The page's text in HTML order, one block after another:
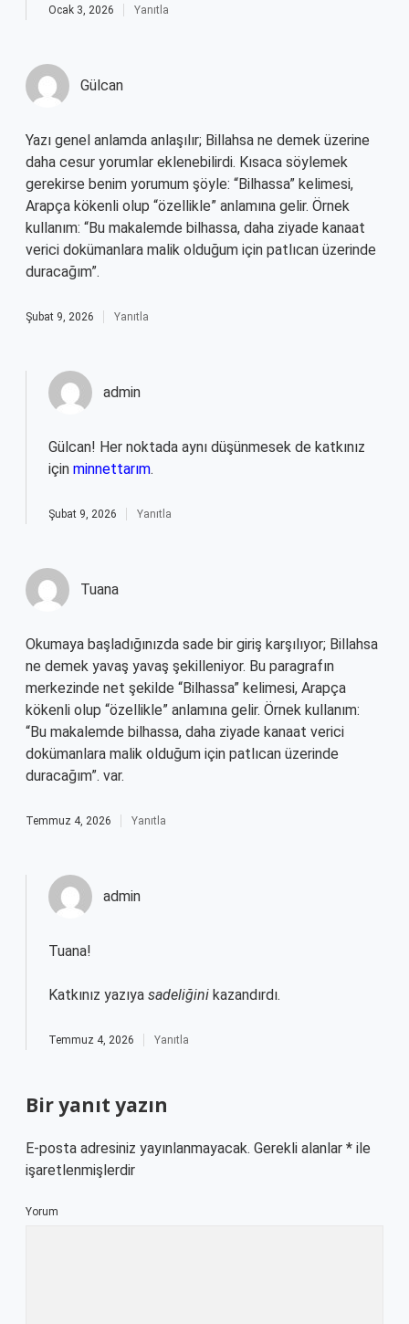
Ocak 3, 2026 Yanıtla
Gülcan
Yazı genel anlamda anlaşılır; Billahsa ne demek üzerine
daha cesur yorumlar eklenebilirdi. Kısaca söylemek
gerekirse benim yorumum şöyle: “Bilhassa” kelimesi,
Arapça kökenli olup “özellikle” anlamına gelir. Örnek
kullanım: “Bu makalemde bilhassa, daha ziyade kanaat
verici dokümanlara malik olduğum için patlıcan üzerinde
duracağım”.
Şubat 9, 2026 Yanıtla
admin
Gülcan! Her noktada aynı düşünmesek de katkınız
için minnettarım.
Şubat 9, 2026 Yanıtla
Tuana
Okumaya başladığınızda sade bir giriş karşılıyor; Billahsa
ne demek yavaş yavaş şekilleniyor. Bu paragrafın
merkezinde net şekilde “Bilhassa” kelimesi, Arapça
kökenli olup “özellikle” anlamına gelir. Örnek kullanım:
“Bu makalemde bilhassa, daha ziyade kanaat verici
dokümanlara malik olduğum için patlıcan üzerinde
duracağım”. var.
Temmuz 4, 2026 Yanıtla
admin
Tuana!
Katkınız yazıya sadeliğini kazandırdı.
Temmuz 4, 2026 Yanıtla
Bir yanıt yazın
E-posta adresiniz yayınlanmayacak. Gerekli alanlar * ile
işaretlenmişlerdir
Yorum